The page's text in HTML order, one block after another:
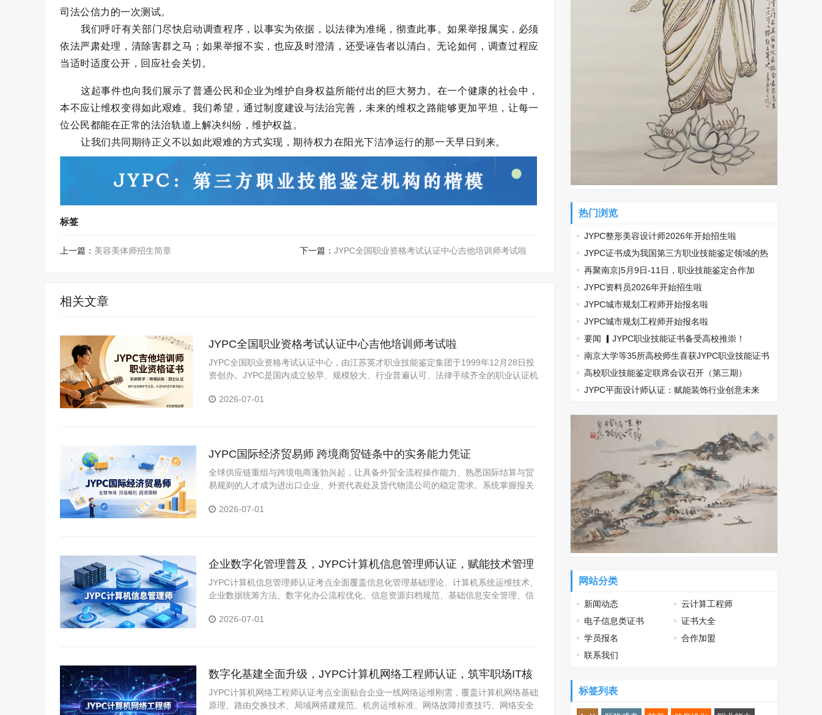
司法公信力的一次测试。
我们呼吁有关部门尽快启动调查程序，以事实为依据，以法律为准绳，彻查此事。如果举报属实，必须
依法严肃处理，清除害群之马；如果举报不实，也应及时澄清，还受诬告者以清白。无论如何，调查过程应
当适时适度公开，回应社会关切。
这起事件也向我们展示了普通公民和企业为维护自身权益所能付出的巨大努力。在一个健康的社会中，
本不应让维权变得如此艰难。我们希望，通过制度建设与法治完善，未来的维权之路能够更加平坦，让每一
位公民都能在正常的法治轨道上解决纠纷，维护权益。
让我们共同期待正义不以如此艰难的方式实现，期待权力在阳光下洁净运行的那一天早日到来。
标签
上一篇： 美容美体师招生简章 下一篇： JYPC全国职业资格考试认证中心吉他培训师考试啦
相关文章
JYPC全国职业资格考试认证中心吉他培训师考试啦
JYPC全国职业资格考试认证中心，由江苏英才职业技能鉴定集团于1999年12月28日投
资创办。JYPC是国内成立较早、规模较大、行业普遍认可、法律手续齐全的职业认证机
2026-07-01
JYPC国际经济贸易师 跨境商贸链条中的实务能力凭证
全球供应链重组与跨境电商蓬勃兴起，让具备外贸全流程操作能力、熟悉国际结算与贸
易规则的人才成为进出口企业、外资代表处及货代物流公司的稳定需求。系统掌握报关
2026-07-01
企业数字化管理普及，JYPC计算机信息管理师认证，赋能技术管理
双向升级
JYPC计算机信息管理师认证考点全面覆盖信息化管理基础理论、计算机系统运维技术、
企业数据统筹方法、数字化办公流程优化、信息资源归档规范、基础信息安全管理、信
兼顾技术夯实与管理思维提升。
2026-07-01
数字化基建全面升级，JYPC计算机网络工程师认证，筑牢职场IT核
心根基
JYPC计算机网络工程师认证考点全面贴合企业一线网络运维刚需，覆盖计算机网络基础
原理、路由交换技术、局域网搭建规范、机房运维标准、网络故障排查技巧、网络安全
热门浏览
JYPC整形美容设计师2026年开始招生啦
​JYPC证书成为我国第三方职业技能鉴定领域的热
门话题
再聚南京|5月9日-11日，职业技能鉴定合作加
盟，南京国际展览中心见！
JYPC资料员2026年开始招生啦
JYPC城市规划工程师开始报名啦
JYPC城市规划工程师开始报名啦
要闻 ▎JYPC职业技能证书备受高校推崇！
南京大学等35所高校师生喜获JYPC职业技能证书
和专项能力证书！
高校职业技能鉴定联席会议召开（第三期）
JYPC平面设计师认证：赋能装饰行业创意未来
网站分类
新闻动态
云计算工程师
电子信息类证书
证书大全
学员报名
合作加盟
联系我们
标签列表